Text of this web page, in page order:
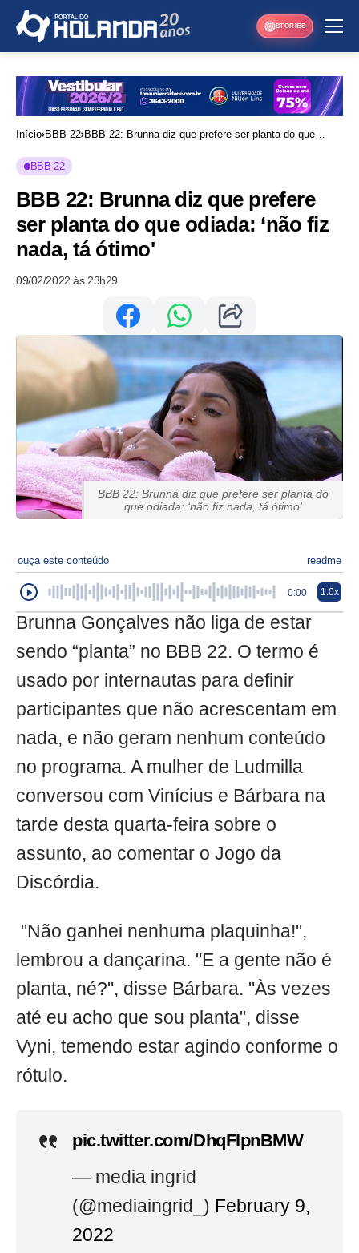
STORIES
Início BBB 22 BBB 22: Brunna diz que prefere ser planta do que
BBB 22
BBB 22: Brunna diz que prefere
ser planta do que odiada: ‘não fiz
nada, tá ótimo'
09/02/2022 às 23h29
BBB 22: Brunna diz que prefere ser planta do
que odiada: ‘não fiz nada, tá ótimo'
ouça este conteúdo readme
0:00 1.0x
Brunna Gonçalves não liga de estar
sendo “planta” no BBB 22. O termo é
usado por internautas para definir
participantes que não acrescentam em
nada, e não geram nenhum conteúdo
no programa. A mulher de Ludmilla
conversou com Vinícius e Bárbara na
tarde desta quarta-feira sobre o
assunto, ao comentar o Jogo da
Discórdia.
"Não ganhei nenhuma plaquinha!",
lembrou a dançarina. "E a gente não é
planta, né?", disse Bárbara. "Às vezes
até eu acho que sou planta", disse
Vyni, temendo estar agindo conforme o
rótulo.
pic.twitter.com/DhqFlpnBMW
— media ingrid
(@mediaingrid_) February 9,
2022